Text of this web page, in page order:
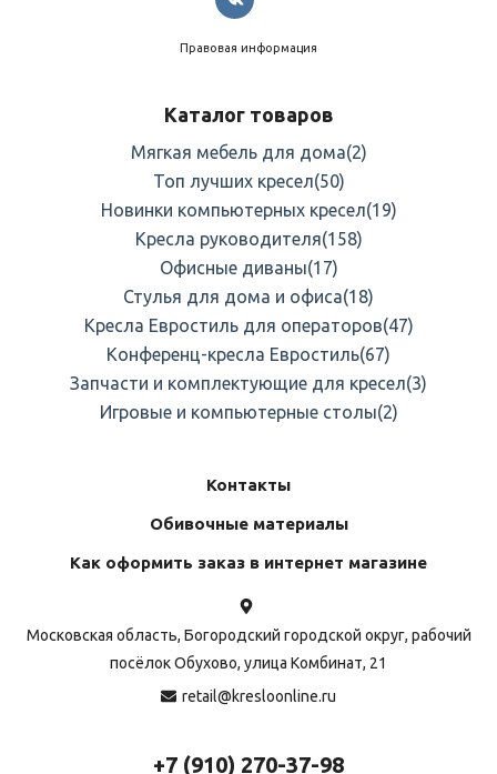
Правовая информация
Каталог товаров
Мягкая мебель для дома(2)
Топ лучших кресел(50)
Новинки компьютерных кресел(19)
Кресла руководителя(158)
Офисные диваны(17)
Стулья для дома и офиса(18)
Кресла Евростиль для операторов(47)
Конференц-кресла Евростиль(67)
Запчасти и комплектующие для кресел(3)
Игровые и компьютерные столы(2)
Контакты
Обивочные материалы
Как оформить заказ в интернет магазине
Московская область, Богородский городской округ, рабочий
посёлок Обухово, улица Комбинат, 21
retail@kresloonline.ru
+7 (910) 270-37-98